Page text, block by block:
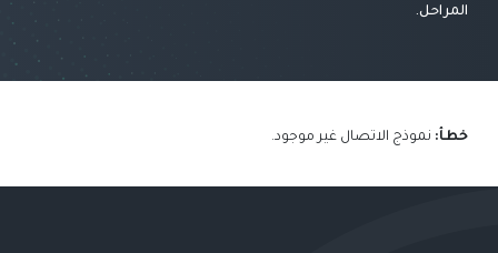
المراحل.
خطأ: نموذج الاتصال غير موجود.